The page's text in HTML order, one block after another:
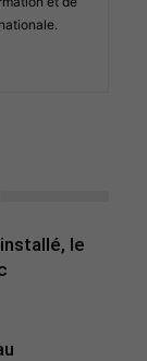
le